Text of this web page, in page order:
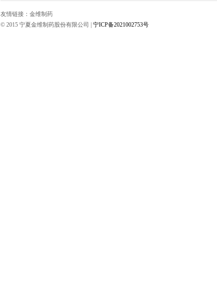
友情链接： 金维制药
© 2015 宁夏金维制药股份有限公司 | 宁ICP备2021002753号